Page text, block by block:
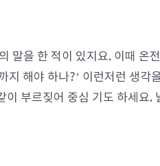
말을 한 적이 있지요. 이때 온
해야 하나?’ 이런저런 생각
부르짖어 중심 기도 하세요.